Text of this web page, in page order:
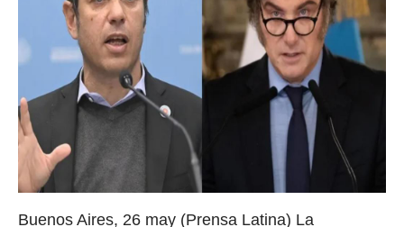
Buenos Aires, 26 may (Prensa Latina) La